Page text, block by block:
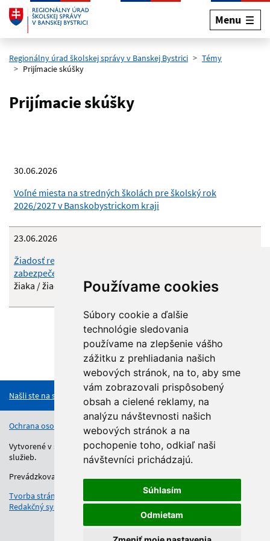
Používame cookies
Súbory cookie a ďalšie
technológie sledovania
používame na zlepšenie vášho
zážitku z prehliadania našich
webových stránok, na to, aby sme
vám zobrazovali prispôsobený
obsah a cielené reklamy, na
analýzu návštevnosti našich
webových stránok a na
pochopenie toho, odkiaľ naši
návštevníci prichádzajú.
Súhlasím
Odmietam
Preskočiť na hlavný obsah
Menu
Regionálny úrad školskej správy v Banskej Bystrici
Témy
Prijímacie skúšky
Prijímacie skúšky
30.06.2026
Voľné miesta na stredných školách pre školský rok
2026/2027 v Banskobystrickom kraji
23.06.2026
Žiadosť regionálnemu úradu školskej správy o
zabezpečenie plnenia povinnej školskej dochádzky
žiaka / žiačky v školskom roku 2026/2027
Hore
Našli ste na stránke chybu?
Ochrana osobných údajov Vyhlásenie o prístupnosti
Vytvorené v súlade s Jednotným dizajn manuálom elektronických
služieb.
Prevádzkovateľom služby je Regionálny úrad školskej správy.
Tvorba stránok
Redakčný systém
: SysCom